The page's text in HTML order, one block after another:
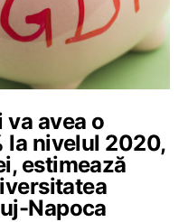
va avea o
la nivelul 2020,
estimează
Napoca